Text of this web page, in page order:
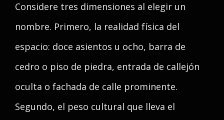
Considere tres dimensiones al elegir un
nombre. Primero, la realidad física del
espacio: doce asientos u ocho, barra de
cedro o piso de piedra, entrada de callejón
oculta o fachada de calle prominente.
Segundo, el peso cultural que lleva el